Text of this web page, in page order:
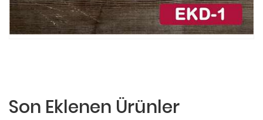
Son Eklenen Ürünler